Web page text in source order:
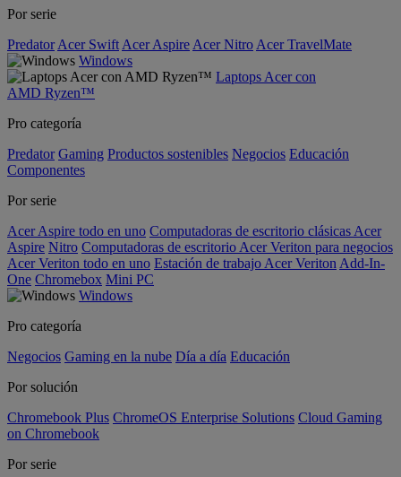
Por serie
Predator Acer Swift Acer Aspire Acer Nitro Acer TravelMate
Windows
Laptops Acer con
AMD Ryzen™
Pro categoría
Predator Gaming Productos sostenibles Negocios Educación
Componentes
Por serie
Acer Aspire todo en uno Computadoras de escritorio clásicas Acer
Aspire Nitro Computadoras de escritorio Acer Veriton para negocios
Acer Veriton todo en uno Estación de trabajo Acer Veriton Add-In-
One Chromebox Mini PC
Windows
Pro categoría
Negocios Gaming en la nube Día a día Educación
Por solución
Chromebook Plus ChromeOS Enterprise Solutions Cloud Gaming
on Chromebook
Por serie